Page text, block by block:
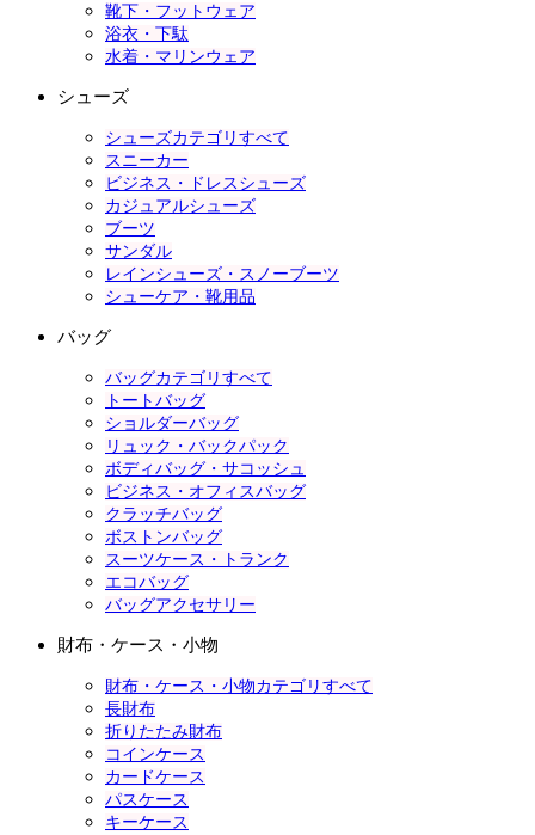
靴下・フットウェア
浴衣・下駄
水着・マリンウェア
シューズ
シューズカテゴリすべて
スニーカー
ビジネス・ドレスシューズ
カジュアルシューズ
ブーツ
サンダル
レインシューズ・スノーブーツ
シューケア・靴用品
バッグ
バッグカテゴリすべて
トートバッグ
ショルダーバッグ
リュック・バックパック
ボディバッグ・サコッシュ
ビジネス・オフィスバッグ
クラッチバッグ
ボストンバッグ
スーツケース・トランク
エコバッグ
バッグアクセサリー
財布・ケース・小物
財布・ケース・小物カテゴリすべて
長財布
折りたたみ財布
コインケース
カードケース
パスケース
キーケース